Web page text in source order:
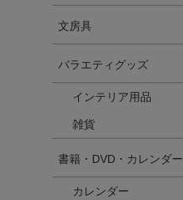
文房具
バラエティグッズ
インテリア用品
雑貨
書籍・DVD・カレンダー
カレンダー